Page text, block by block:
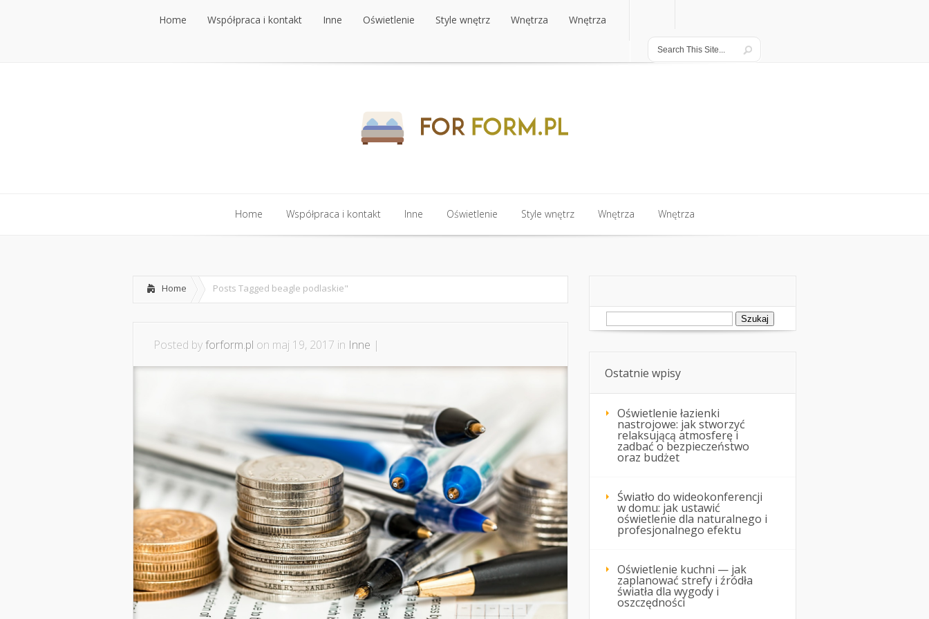
Home Współpraca i kontakt
Współpraca i kontakt
Inne
Inne
Oświetlenie
Oświetlenie
Style wnętrz
Style wnętrz
Wnętrza
Wnętrza
Wnętrza
Wnętrza
Home Współpraca i kontakt Inne Oświetlenie Style wnętrz Wnętrza Wnętrza
Home Posts Tagged beagle podlaskie"
Posted byforform.pl on maj 19, 2017 in Inne |
Szukaj:
Ostatnie wpisy
Oświetlenie łazienki
nastrojowe: jak stworzyć
relaksującą atmosferę i
zadbać o bezpieczeństwo
oraz budżet
Światło do wideokonferencji
w domu: jak ustawić
oświetlenie dla naturalnego i
profesjonalnego efektu
Oświetlenie kuchni — jak
zaplanować strefy i źródła
światła dla wygody i
oszczędności